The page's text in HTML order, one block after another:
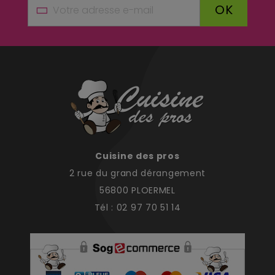
débit réel de votre établissement.
OK
Cuisine des pros
2 rue du grand dérangement
56800 PLOERMEL
Tél : 02 97 70 51 14